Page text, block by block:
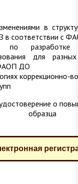
в
в соответствии с
разработке
для
ДО
коррекционно-
о
образца